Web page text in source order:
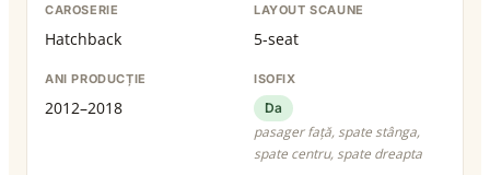
CAROSERIE
Hatchback
LAYOUT SCAUNE
5-seat
ANI PRODUCȚIE
2012–2018
ISOFIX
Da
pasager față, spate stânga,
spate centru, spate dreapta